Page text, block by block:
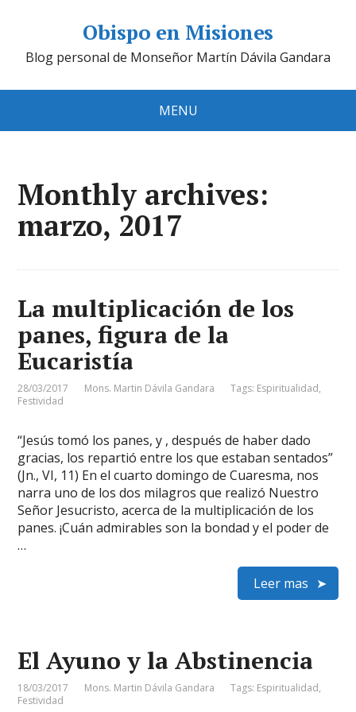
Obispo en Misiones
Blog personal de Monseñor Martín Dávila Gandara
MENU
Monthly archives:
marzo, 2017
La multiplicación de los
panes, figura de la
Eucaristía
28/03/2017 Mons. Martin Dávila Gandara Tags: Espiritualidad,
Festividad
“Jesús tomó los panes, y , después de haber dado
gracias, los repartió entre los que estaban sentados”
(Jn., VI, 11) En el cuarto domingo de Cuaresma, nos
narra uno de los dos milagros que realizó Nuestro
Señor Jesucristo, acerca de la multiplicación de los
panes. ¡Cuán admirables son la bondad y el poder de
…
Leer mas
El Ayuno y la Abstinencia
18/03/2017 Mons. Martin Dávila Gandara Tags: Espiritualidad,
Festividad